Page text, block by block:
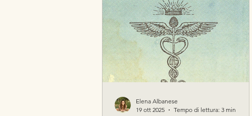
Elena Albanese
19 ott 2025
Tempo di lettura: 3 min